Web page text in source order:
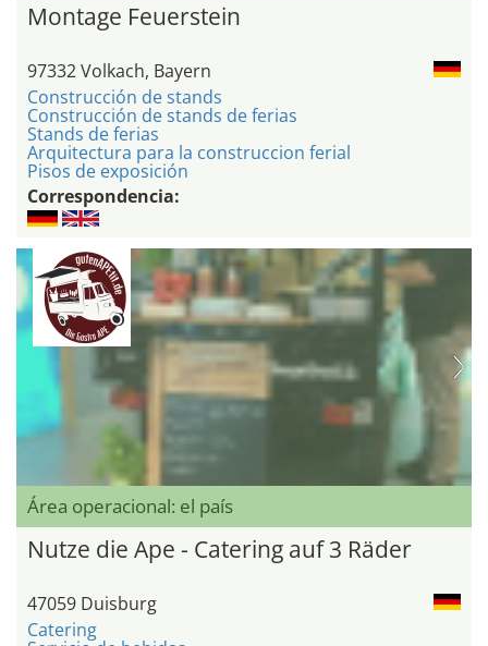
Montage Feuerstein
97332 Volkach, Bayern
Construcción de stands
Construcción de stands de ferias
Stands de ferias
Arquitectura para la construccion ferial
Pisos de exposición
Correspondencia:
Área operacional: el país
Nutze die Ape - Catering auf 3 Räder
47059 Duisburg
Catering